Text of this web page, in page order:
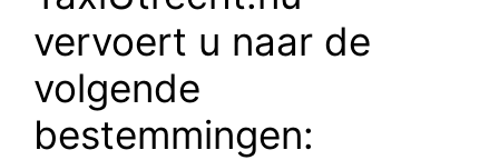
vervoert u naar de
volgende
bestemmingen: